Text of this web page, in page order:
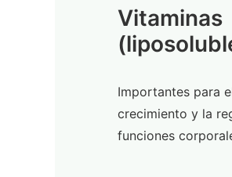
Vitaminas
Importantes para
crecimiento y la
funciones